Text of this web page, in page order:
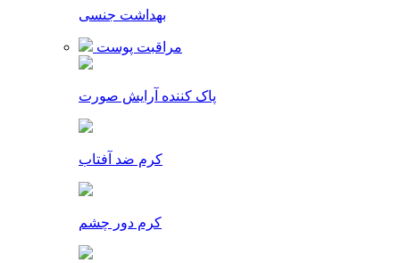
بهداشت جنسی
مراقبت پوست
پاک کننده آرایش صورت
کرم ضد آفتاب
کرم دور چشم